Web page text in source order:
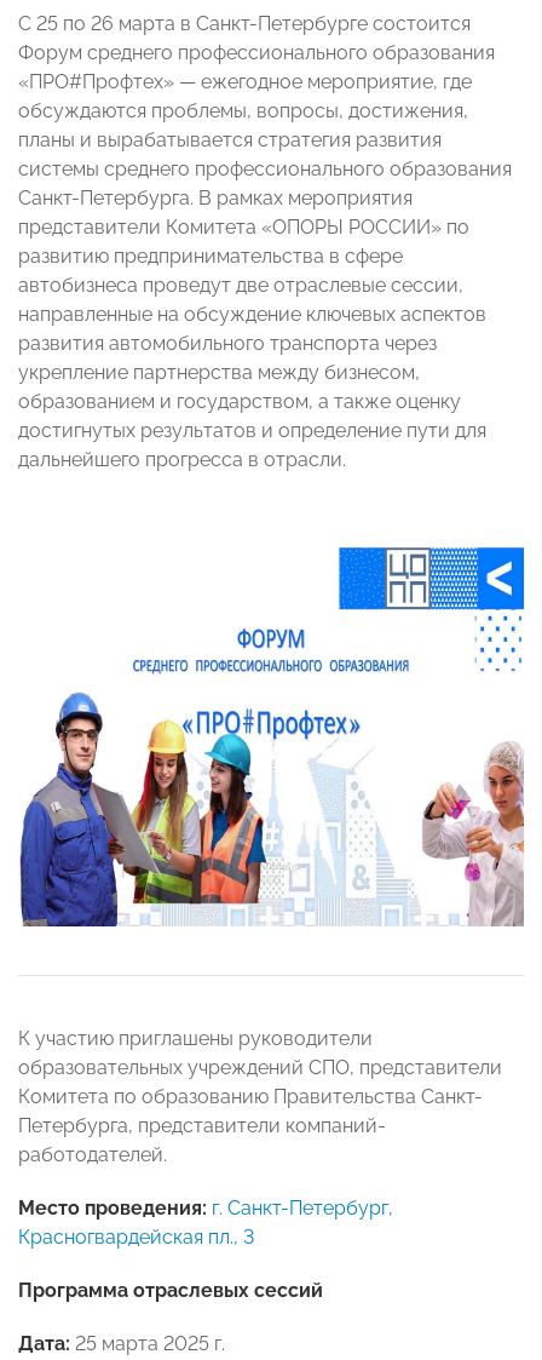
С 25 по 26 марта в Санкт-Петербурге состоится
Форум среднего профессионального образования
«ПРО#Профтех» — ежегодное мероприятие, где
обсуждаются проблемы, вопросы, достижения,
планы и вырабатывается стратегия развития
системы среднего профессионального образования
Санкт-Петербурга. В рамках мероприятия
представители Комитета «ОПОРЫ РОССИИ» по
развитию предпринимательства в сфере
автобизнеса проведут две отраслевые сессии,
направленные на обсуждение ключевых аспектов
развития автомобильного транспорта через
укрепление партнерства между бизнесом,
образованием и государством, а также оценку
достигнутых результатов и определение пути для
дальнейшего прогресса в отрасли.
К участию приглашены руководители
образовательных учреждений СПО, представители
Комитета по образованию Правительства Санкт-
Петербурга, представители компаний-
работодателей.
Место проведения: г. Санкт-Петербург,
Красногвардейская пл., 3
Программа отраслевых сессий
Дата: 25 марта 2025 г.